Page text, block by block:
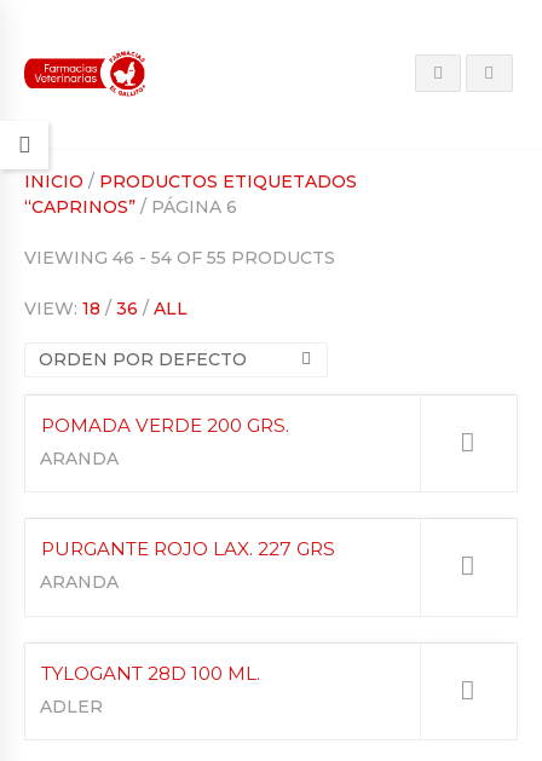
INICIO / PRODUCTOS ETIQUETADOS
“CAPRINOS” / PÁGINA 6
VIEWING 46 - 54 OF 55 PRODUCTS
VIEW: 18 / 36 / ALL
ORDEN POR DEFECTO
POMADA VERDE 200 GRS.
ARANDA
PURGANTE ROJO LAX. 227 GRS
ARANDA
TYLOGANT 28D 100 ML.
ADLER